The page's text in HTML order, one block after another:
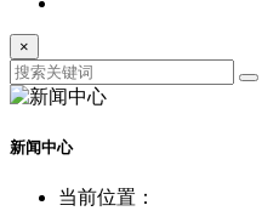
×
新闻中心
当前位置：